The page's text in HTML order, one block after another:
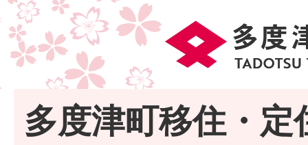
多度津町移住・定